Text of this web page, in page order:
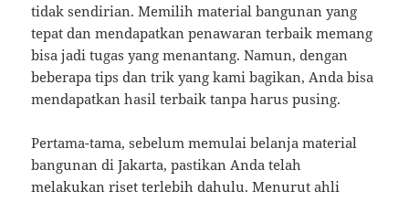
tidak sendirian. Memilih material bangunan yang
tepat dan mendapatkan penawaran terbaik memang
bisa jadi tugas yang menantang. Namun, dengan
beberapa tips dan trik yang kami bagikan, Anda bisa
mendapatkan hasil terbaik tanpa harus pusing.
Pertama-tama, sebelum memulai belanja material
bangunan di Jakarta, pastikan Anda telah
melakukan riset terlebih dahulu. Menurut ahli